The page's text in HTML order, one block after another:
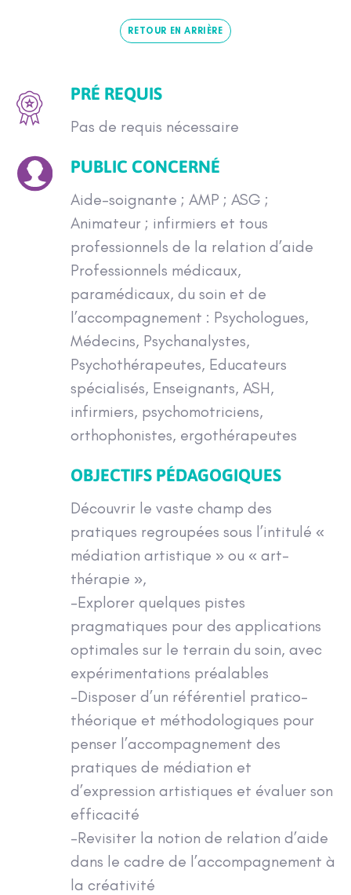
RETOUR EN ARRIÈRE
PRÉ REQUIS
Pas de requis nécessaire
PUBLIC CONCERNÉ
Aide-soignante ; AMP ; ASG ;
Animateur ; infirmiers et tous
professionnels de la relation d’aide
Professionnels médicaux,
paramédicaux, du soin et de
l’accompagnement : Psychologues,
Médecins, Psychanalystes,
Psychothérapeutes, Educateurs
spécialisés, Enseignants, ASH,
infirmiers, psychomotriciens,
orthophonistes, ergothérapeutes
OBJECTIFS PÉDAGOGIQUES
Découvrir le vaste champ des
pratiques regroupées sous l’intitulé «
médiation artistique » ou « art-
thérapie »,
-Explorer quelques pistes
pragmatiques pour des applications
optimales sur le terrain du soin, avec
expérimentations préalables
-Disposer d’un référentiel pratico-
théorique et méthodologiques pour
penser l’accompagnement des
pratiques de médiation et
d’expression artistiques et évaluer son
efficacité
-Revisiter la notion de relation d’aide
dans le cadre de l’accompagnement à
la créativité